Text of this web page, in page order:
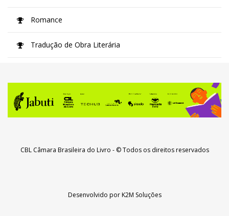
Romance
Tradução de Obra Literária
CBL Câmara Brasileira do Livro - © Todos os direitos reservados
Desenvolvido porK2M Soluções